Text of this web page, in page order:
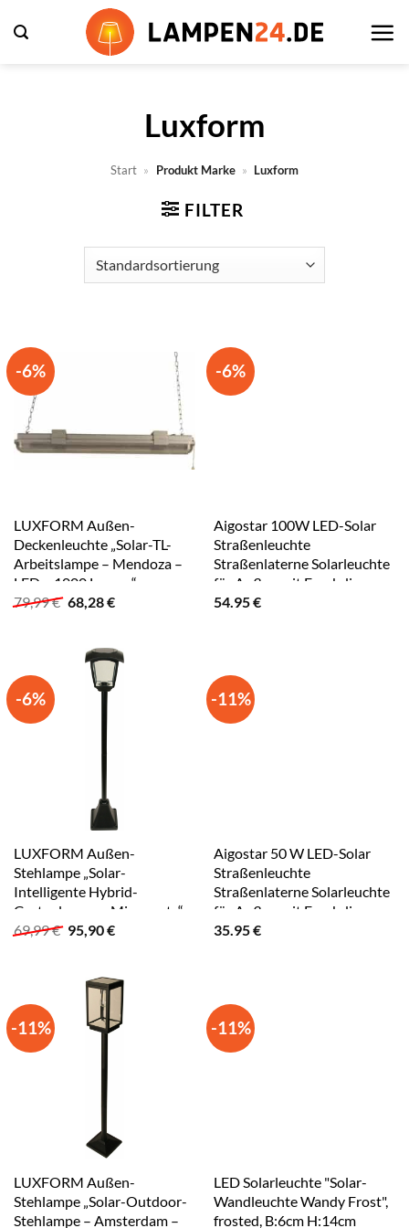
Inhalt
Luxform
Start » Produkt Marke » Luxform
FILTER
-6%
LUXFORM Außen-
Deckenleuchte „Solar-TL-
Arbeitslampe – Mendoza –
LED – 1000 Lumen“,
Leuchtmittel LED-Modul
Schuppen / Garage / Carport
white
79,99€ Ursprünglicher
Preis
79,99 €
68,28€Aktueller
68,28 €.
-6%
Aigostar 100W LED-Solar
Straßenleuchte
Straßenlaterne Solarleuchte
für Außen mit Fernbdienung
6500K
54.95€
-6%
LUXFORM Außen-
Stehlampe „Solar-
Intelligente Hybrid-
Gartenlampe – Minnesota“,
Leuchtmittel LED-Modul
69,99€ Ursprünglicher
Preis
69,99 €
95,90€Aktueller
-11%
Aigostar 50 W LED-Solar
Straßenleuchte
Straßenlaterne Solarleuchte
für Außen mit Fernbdienung
6500K
35.95€
-11%
LUXFORM Außen-
Stehlampe „Solar-Outdoor-
Stehlampe – Amsterdam –
-11%
LED Solarleuchte "Solar-
Wandleuchte Wandy Frost",
frosted, B:6cm H:14cm